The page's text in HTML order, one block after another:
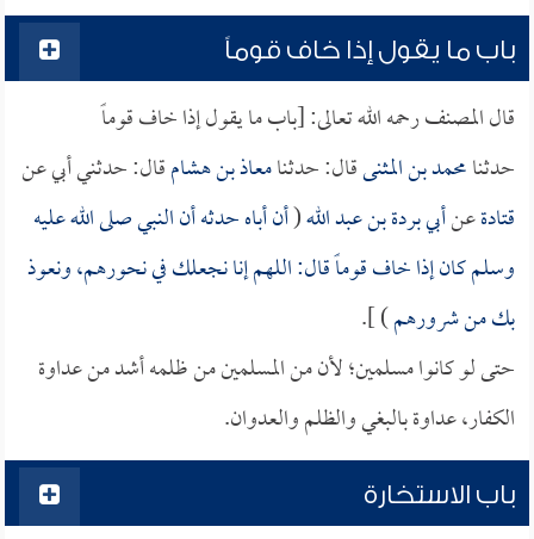
باب ما يقول إذا خاف قوماً
قال المصنف رحمه الله تعالى: [باب ما يقول إذا خاف قوماً
حدثنامحمد بن المثنىقال: حدثنامعاذ بن هشامقال: حدثني أبي عن
قتادةعنأبي بردة بن عبد الله(أن أباه حدثه أن النبي صلى الله عليه
وسلم كان إذا خاف قوماً قال: اللهم إنا نجعلك في نحورهم، ونعوذ
بك من شرورهم) ].
حتى لو كانوا مسلمين؛ لأن من المسلمين من ظلمه أشد من عداوة
الكفار، عداوة بالبغي والظلم والعدوان.
باب الاستخارة